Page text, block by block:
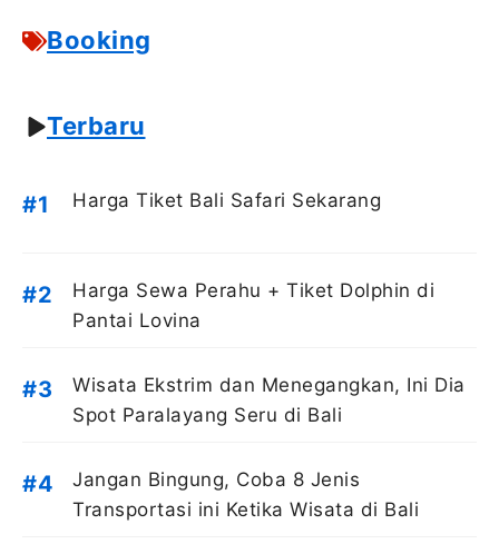
Booking
Terbaru
Harga Tiket Bali Safari Sekarang
Harga Sewa Perahu + Tiket Dolphin di
Pantai Lovina
Wisata Ekstrim dan Menegangkan, Ini Dia
Spot Paralayang Seru di Bali
Jangan Bingung, Coba 8 Jenis
Transportasi ini Ketika Wisata di Bali